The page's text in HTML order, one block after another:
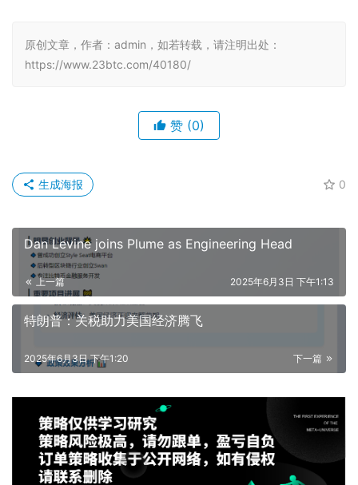
原创文章，作者：admin，如若转载，请注明出处：
https://www.23btc.com/40180/
赞 (0)
0
生成海报
Dan Levine joins Plume as Engineering Head
上一篇 2025年6月3日 下午1:13
特朗普：关税助力美国经济腾飞
下一篇
2025年6月3日 下午1:20